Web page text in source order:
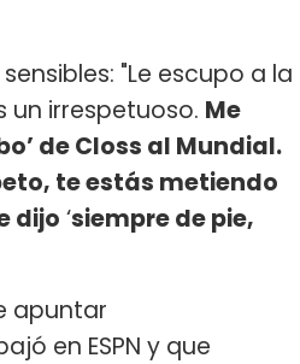
"Le escupo a la
un irrespetuoso. Me
de Closs al Mundial.
te estás metiendo
dijo ‘siempre de pie,
apuntar
en ESPN y que